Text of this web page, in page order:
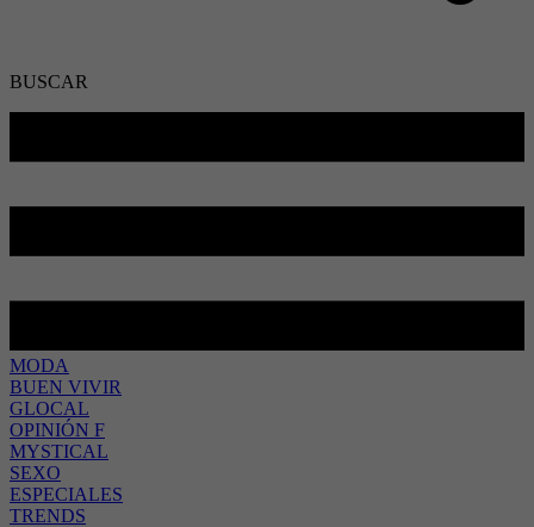
BUSCAR
MODA
BUEN VIVIR
GLOCAL
OPINIÓN F
MYSTICAL
SEXO
ESPECIALES
TRENDS